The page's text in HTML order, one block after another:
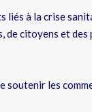
liés à la crise
citoyens et
les